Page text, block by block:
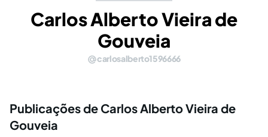
Carlos Alberto Vieira de
Gouveia
carlosalberto1596666
Publicações de Carlos Alberto Vieira de
Gouveia